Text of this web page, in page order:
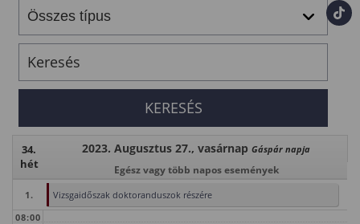
34.
hét
2023. Augusztus 27., vasárnap Gáspár napja
Egész vagy több napos események
1.
Vizsgaidőszak doktoranduszok részére
08:00